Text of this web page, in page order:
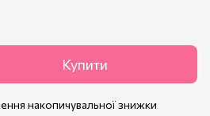
Купити
накопичувальної знижки